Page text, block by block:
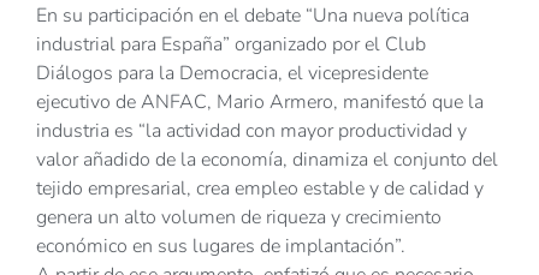
En su participación en el debate “Una nueva política
industrial para España” organizado por el Club
Diálogos para la Democracia, el vicepresidente
ejecutivo de ANFAC, Mario Armero, manifestó que la
industria es “la actividad con mayor productividad y
valor añadido de la economía, dinamiza el conjunto del
tejido empresarial, crea empleo estable y de calidad y
genera un alto volumen de riqueza y crecimiento
económico en sus lugares de implantación”.